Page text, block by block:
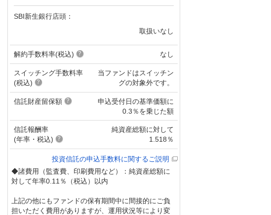
SBI新生銀行店頭：
取扱いなし
解約手数料率(税込) なし
スイッチング手数料率
(税込)
当ファンドはスイッチン
グの対象外です。
信託財産留保額
申込受付日の基準価額に
0.3％を乗じた額
信託報酬率
(年率・税込)
純資産総額に対して
1.518％
投資信託の申込手数料に関するご説明
◆諸費用（監査費、印刷費用など）：純資産総額に
対して年率0.11％（税込）以内
上記の他にもファンドの保有期間中に間接的にご負
担いただく費用がありますが、運用状況等により変